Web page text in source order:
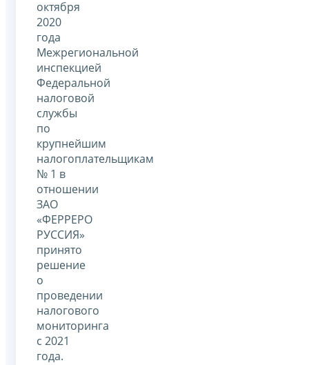
октября
2020
года
Межрегиональной
инспекцией
Федеральной
налоговой
службы
по
крупнейшим
налогоплательщикам
№ 1 в
отношении
ЗАО
«ФЕРРЕРО
РУССИЯ»
принято
решение
о
проведении
налогового
мониторинга
с 2021
года.